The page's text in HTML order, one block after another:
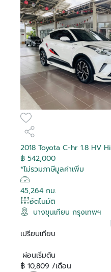
2018 Toyota C-hr 1.8 HV Hi
฿ 542,000
*ไม่รวมภาษีมูลค่าเพิ่ม
45,264 กม.
อัตโนมัติ
บางขุนเทียน กรุงเทพฯ
เปรียบเทียบ
ผ่อนเริ่มต้น
฿ 10,809 /เดือน